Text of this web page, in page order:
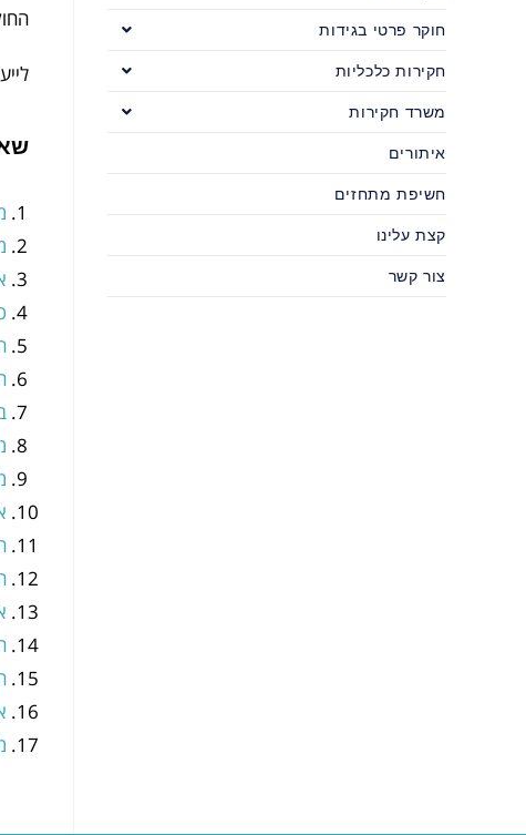
חוקר פרטי בגידות
חקירות כלכליות
משרד חקירות
איתורים
חשיפת מתחזים
קצת עלינו
צור קשר